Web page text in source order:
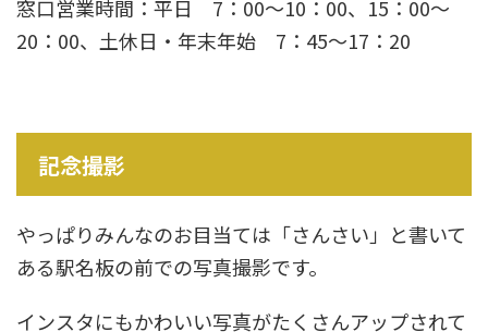
窓口営業時間： 平日 7：00〜10：00、15：00〜
20：00、 土休日・年末年始 7：45～17：20
記念撮影
やっぱりみんなのお目当ては「さんさい」と書いて
ある駅名板の前での写真撮影です。
インスタにもかわいい写真がたくさんアップされて